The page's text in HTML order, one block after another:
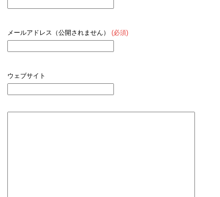
メールアドレス（公開されません） (必須)
ウェブサイト